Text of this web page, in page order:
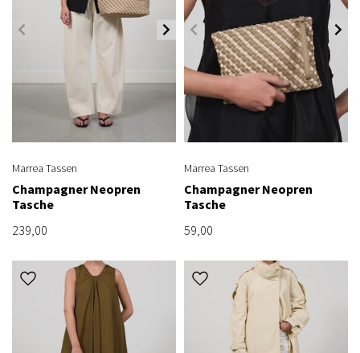
Marrea Tassen
Champagner Neopren
Tasche
239,00
Marrea Tassen
Champagner Neopren
Tasche
59,00